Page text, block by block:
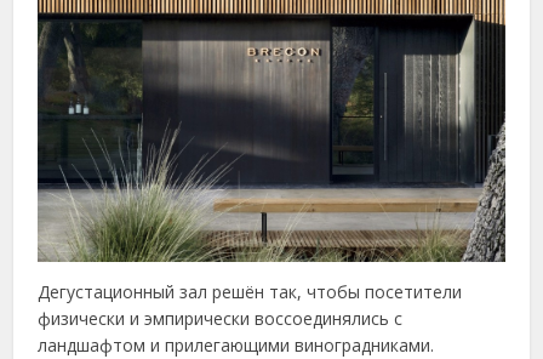
Дегустационный зал решён так, чтобы посетители
физически и эмпирически воссоединялись с
ландшафтом и прилегающими виноградниками.